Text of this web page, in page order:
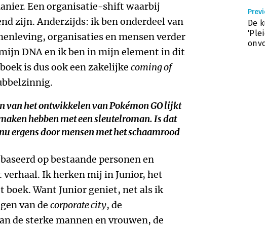
Een organisatie-shift waarbij
zijn. Anderzijds: ik ben onderdeel van
organisaties en mensen verder
DNA en ik ben in mijn element in dit
is dus ook een zakelijke coming of
van het ontwikkelen van Pokémon GO lijkt
hebben met een sleutelroman. Is dat
ergens door mensen met het schaamrood
op bestaande personen en
verhaal. Ik herken mij in Junior, het
boek. Want Junior geniet, net als ik
van de corporate city, de
de sterke mannen en vrouwen, de
De